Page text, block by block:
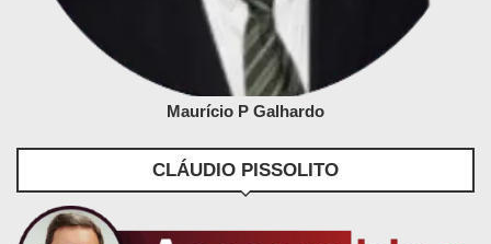
Maurício P Galhardo
CLÁUDIO PISSOLITO